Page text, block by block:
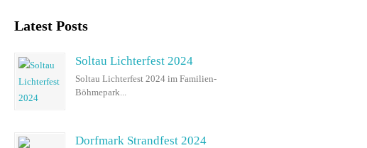
Latest Posts
Soltau Lichterfest 2024
Soltau Lichterfest 2024 im Familien-
Böhmepark...
Dorfmark Strandfest 2024